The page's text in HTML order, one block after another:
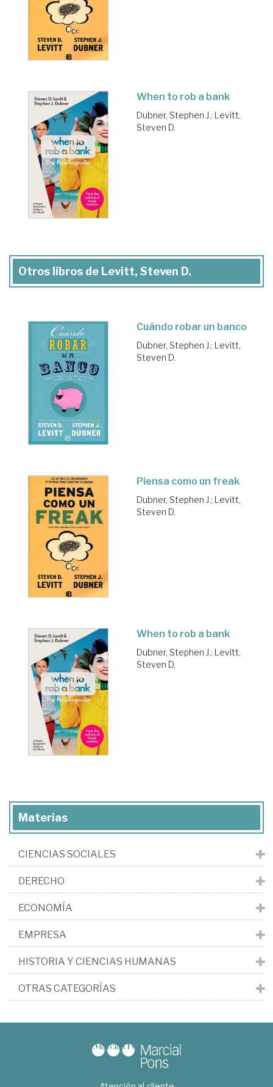
When to rob a bank
Dubner, Stephen J.; Levitt,
Steven D.
Otros libros de Levitt, Steven D.
Cuándo robar un banco
Dubner, Stephen J.; Levitt,
Steven D.
Piensa como un freak
Dubner, Stephen J.; Levitt,
Steven D.
When to rob a bank
Dubner, Stephen J.; Levitt,
Steven D.
Materias
CIENCIAS SOCIALES
DERECHO
ECONOMÍA
EMPRESA
HISTORIA Y CIENCIAS HUMANAS
OTRAS CATEGORÍAS